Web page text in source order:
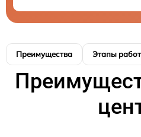
Преимущества Этапы работ